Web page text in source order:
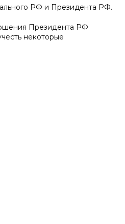
РФ и Президента РФ.
Президента РФ
некоторые